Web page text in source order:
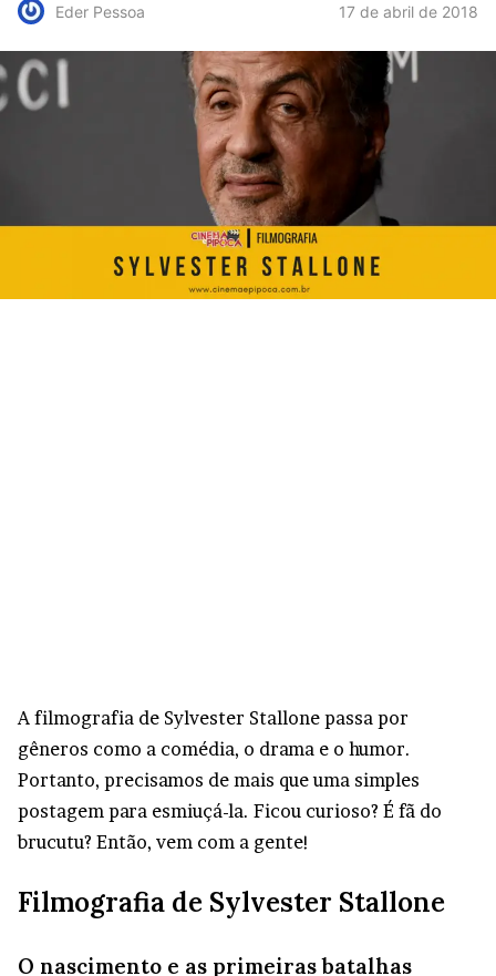
Eder Pessoa 17 de abril de 2018
A filmografia de Sylvester Stallone passa por
gêneros como a comédia, o drama e o humor.
Portanto, precisamos de mais que uma simples
postagem para esmiuçá-la. Ficou curioso? É fã do
brucutu? Então, vem com a gente!
Filmografia de Sylvester Stallone
O nascimento e as primeiras batalhas